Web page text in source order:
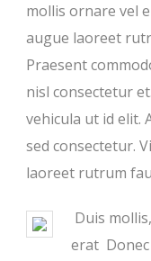
mollis ornare vel
augue laoreet
Praesent
nisl consectetur
vehicula ut id elit.
sed consectetur.
laoreet rutrum
Duis
erat